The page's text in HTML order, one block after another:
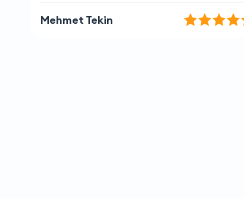
Elif Çelik